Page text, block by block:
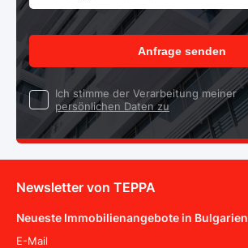
Anfrage senden
Ich stimme der Verarbeitung meiner
persönlichen Daten zu
Newsletter von TEPPA
Neueste Immobilienangebote in Bulgarien
E-Mail